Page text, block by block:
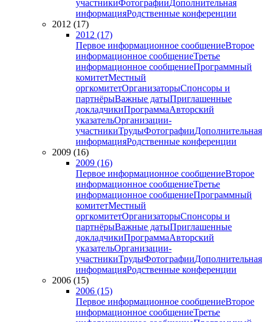
участникиФотографииДополнительная
информацияРодственные конференции
2012 (17)
2012 (17)
Первое информационное сообщениеВторое
информационное сообщениеТретье
информационное сообщениеПрограммный
комитетМестный
оргкомитетОрганизаторыСпонсоры и
партнёрыВажные датыПриглашенные
докладчикиПрограммаАвторский
указательОрганизации-
участникиТрудыФотографииДополнительная
информацияРодственные конференции
2009 (16)
2009 (16)
Первое информационное сообщениеВторое
информационное сообщениеТретье
информационное сообщениеПрограммный
комитетМестный
оргкомитетОрганизаторыСпонсоры и
партнёрыВажные датыПриглашенные
докладчикиПрограммаАвторский
указательОрганизации-
участникиТрудыФотографииДополнительная
информацияРодственные конференции
2006 (15)
2006 (15)
Первое информационное сообщениеВторое
информационное сообщениеТретье